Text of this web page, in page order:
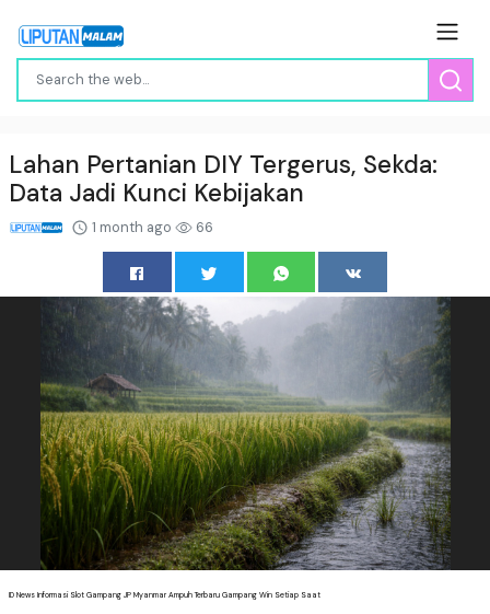
Lahan Pertanian DIY Tergerus, Sekda:
Data Jadi Kunci Kebijakan
1 month ago 66
ID News Informasi Slot Gampang JP Myanmar Ampuh Terbaru Gampang Win Setiap Saat